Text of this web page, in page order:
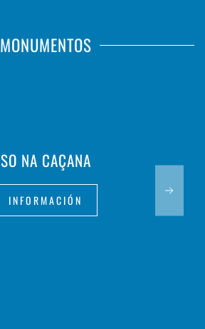
MONUMENTOS
SO NA CAÇANA
INFORMACIÓN